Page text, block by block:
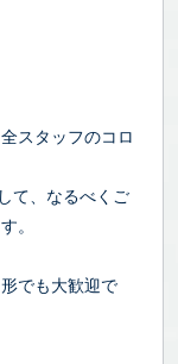
スタッフのコロ
て、なるべくご
。
でも大歓迎で